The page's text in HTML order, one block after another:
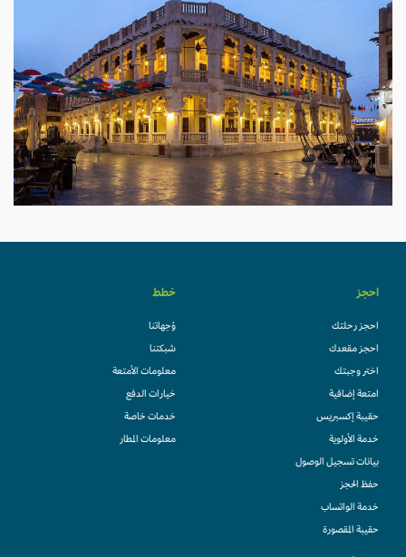
احجز
احجز رحلتك
احجز مقعدك
اختر وجبتك
امتعة إضافية
حقيبة إكسبريس
خدمة الأولوية
بيانات تسجيل الوصول
حفظ الحجز
خدمة الواتساب
حقيبة المقصورة
خطط
وُجهاتنا
شبكتنا
معلومات الأمتعة
خيارات الدفع
خدمات خاصة
معلومات المطار